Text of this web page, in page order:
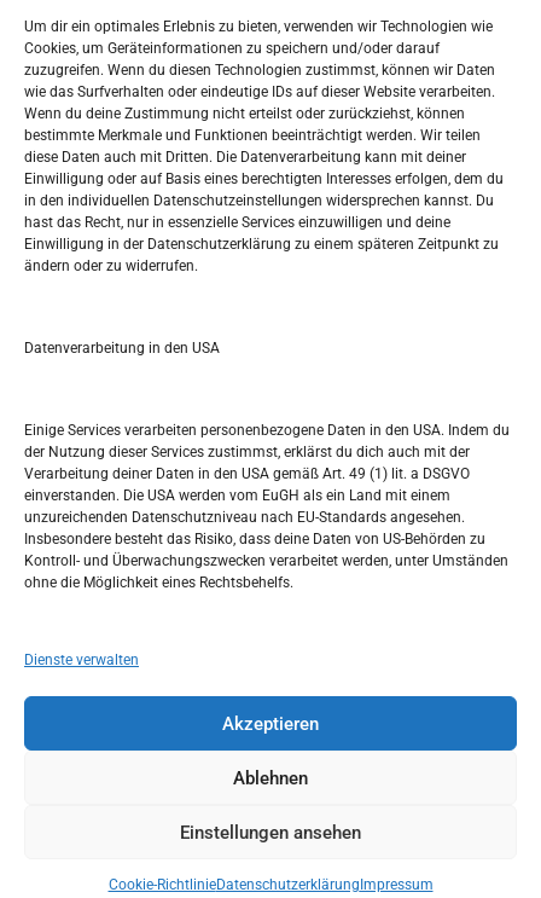
Um dir ein optimales Erlebnis zu bieten, verwenden wir Technologien wie
Cookies, um Geräteinformationen zu speichern und/oder darauf
zuzugreifen. Wenn du diesen Technologien zustimmst, können wir Daten
wie das Surfverhalten oder eindeutige IDs auf dieser Website verarbeiten.
Wenn du deine Zustimmung nicht erteilst oder zurückziehst, können
bestimmte Merkmale und Funktionen beeinträchtigt werden. Wir teilen
diese Daten auch mit Dritten. Die Datenverarbeitung kann mit deiner
Einwilligung oder auf Basis eines berechtigten Interesses erfolgen, dem du
in den individuellen Datenschutzeinstellungen widersprechen kannst. Du
hast das Recht, nur in essenzielle Services einzuwilligen und deine
Einwilligung in der Datenschutzerklärung zu einem späteren Zeitpunkt zu
ändern oder zu widerrufen.
Datenverarbeitung in den USA
Einige Services verarbeiten personenbezogene Daten in den USA. Indem du
der Nutzung dieser Services zustimmst, erklärst du dich auch mit der
Verarbeitung deiner Daten in den USA gemäß Art. 49 (1) lit. a DSGVO
einverstanden. Die USA werden vom EuGH als ein Land mit einem
unzureichenden Datenschutzniveau nach EU-Standards angesehen.
Insbesondere besteht das Risiko, dass deine Daten von US-Behörden zu
Kontroll- und Überwachungszwecken verarbeitet werden, unter Umständen
ohne die Möglichkeit eines Rechtsbehelfs.
Dienste verwalten
Akzeptieren
Ablehnen
Einstellungen ansehen
Cookie-RichtlinieDatenschutzerklärung Impressum
Datenschutzerklärung
Widerufsbelehrung
Oglašavanje / Postavite svoj oglas
Tko je “Idemo u Svijet – Njemačka?
Pretražite stranicu:
S
MÄRZ 2024
M D M D F S
1 2
4 5 6 7 8 9 10
18 19
25 26 27 28 29 30 31
« Feb. Apr. »
Copyright © 2026Idemo u Svijet-Njemacka!
Theme by:Theme Horse Proudly Powered by: